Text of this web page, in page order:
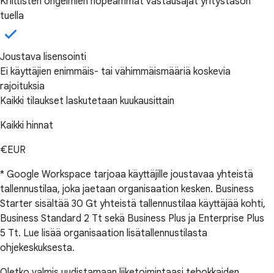
tuella
Joustava lisensointi
Ei käyttäjien enimmäis- tai vähimmäismääriä koskevia
rajoituksia
Kaikki tilaukset laskutetaan kuukausittain
Kaikki hinnat
€EUR
* Google Workspace tarjoaa käyttäjille joustavaa yhteistä
tallennustilaa, joka jaetaan organisaation kesken. Business
Starter sisältää 30 Gt yhteistä tallennustilaa käyttäjää kohti,
Business Standard 2 Tt sekä Business Plus ja Enterprise Plus
5 Tt. Lue lisää organisaation lisätallennustilasta
ohjekeskuksesta.